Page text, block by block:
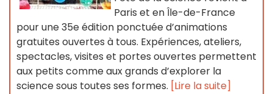
Paris et en Île-de-France
pour une 35e édition ponctuée d’animations
gratuites ouvertes à tous. Expériences, ateliers,
spectacles, visites et portes ouvertes permettent
aux petits comme aux grands d’explorer la
science sous toutes ses formes. [Lire la suite]